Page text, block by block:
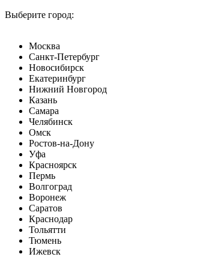
Выберите город:
Москва
Санкт-Петербург
Новосибирск
Екатеринбург
Нижний Новгород
Казань
Самара
Челябинск
Омск
Ростов-на-Дону
Уфа
Красноярск
Пермь
Волгоград
Воронеж
Саратов
Краснодар
Тольятти
Тюмень
Ижевск